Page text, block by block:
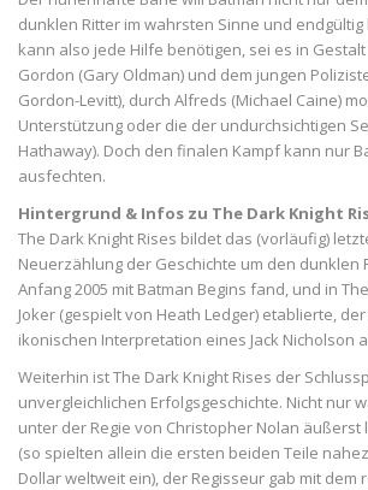
dunklen Ritter im wahrsten Sinne und
kann also jede Hilfe benötigen, sei es in
Gordon (Gary Oldman) und dem jungen
Gordon-Levitt), durch Alfreds (Michael Caine)
Unterstützung oder die der undurchsichtigen
Hathaway). Doch den finalen Kampf kann nur
ausfechten.
Hintergrund & Infos zu The Dark Knight
The Dark Knight Rises bildet das (vorläufig)
Neuerzählung der Geschichte um den dunklen
Anfang 2005 mit Batman Begins fand, und in
Joker (gespielt von Heath Ledger) etablierte,
ikonischen Interpretation eines Jack Nicholson
Weiterhin ist The Dark Knight Rises der
unvergleichlichen Erfolgsgeschichte. Nicht nur
unter der Regie von Christopher Nolan
(so spielten allein die ersten beiden Teile
Dollar weltweit ein), der Regisseur gab mit dem